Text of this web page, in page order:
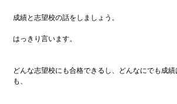
成績と志望校の話をしましょう。
はっきり言います。
どんな志望校にも合格できるし、どんなにでも成
も、